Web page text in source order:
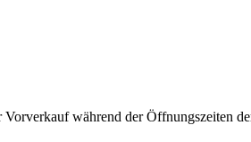
während der Öffnungszeiten